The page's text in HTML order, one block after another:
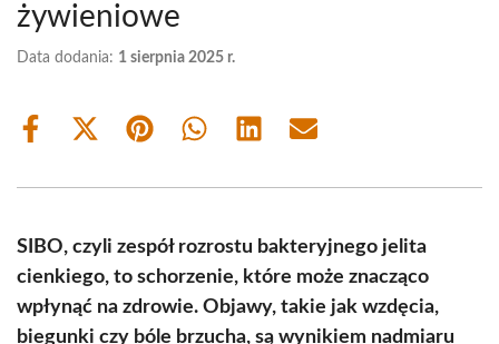
żywieniowe
Data dodania: 1 sierpnia 2025 r.
Share
Share
(Twitter)
Share Share Share Share
SIBO, czyli zespół rozrostu bakteryjnego jelita
cienkiego, to schorzenie, które może znacząco
wpłynąć na zdrowie. Objawy, takie jak wzdęcia,
biegunki czy bóle brzucha, są wynikiem nadmiaru